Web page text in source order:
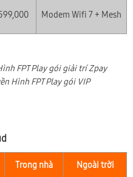
Modem Wifi 7 + Mesh
FPT Play gói giải trí Zpay
Hình FPT Play gói VIP
Trong nhà Ngoài trời